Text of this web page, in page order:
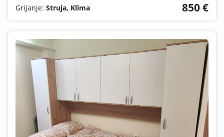
Grijanje: Struja, Klima 850 €